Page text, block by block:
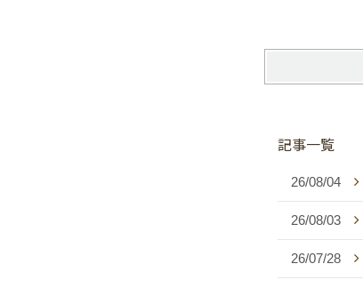
記事一覧
26/08/04
26/08/03
26/07/28